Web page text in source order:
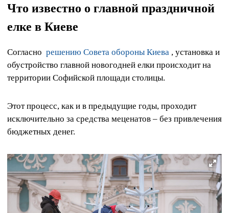
Что известно о главной праздничной
елке в Киеве
Согласно решению Совета обороны Киева , установка и
обустройство главной новогодней елки происходит на
территории Софийской площади столицы.
Этот процесс, как и в предыдущие годы, проходит
исключительно за средства меценатов – без привлечения
бюджетных денег.